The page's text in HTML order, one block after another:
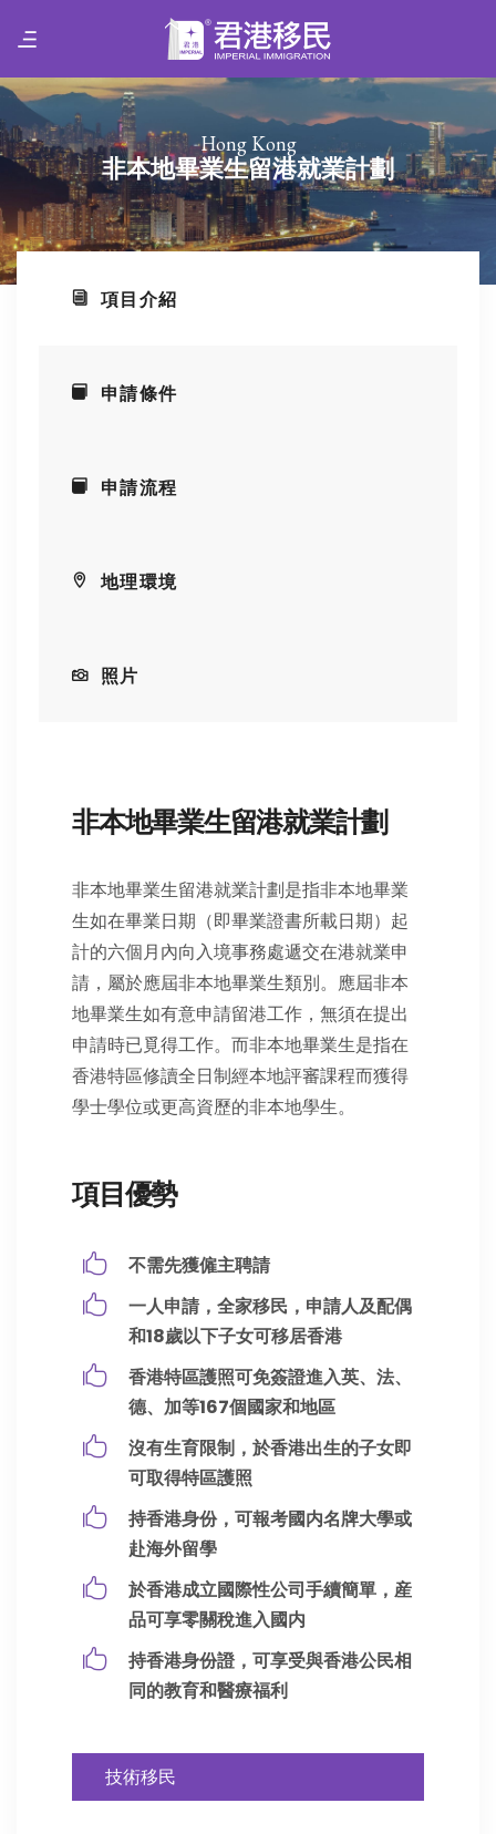
Hong Kong
非本地畢業生留港就業計劃
項目介紹
地理環境
照片
申請條件
申請流程
非本地畢業生留港就業計劃
非本地畢業生留港就業計劃是指非本地畢業
生如在畢業日期（即畢業證書所載日期）起
計的六個月內向入境事務處遞交在港就業申
請，屬於應屆非本地畢業生類別。應屆非本
地畢業生如有意申請留港工作，無須在提出
申請時已覓得工作。而非本地畢業生是指在
香港特區修讀全日制經本地評審課程而獲得
學士學位或更高資歷的非本地學生。
項目優勢
不需先獲僱主聘請
一人申請，全家移民，申請人及配偶
和18歲以下子女可移居香港
香港特區護照可免簽證進入英、法、
德、加等167個國家和地區
沒有生育限制，於香港出生的子女即
可取得特區護照
持香港身份，可報考國内名牌大學或
赴海外留學
於香港成立國際性公司手續簡單，産
品可享零關稅進入國内
持香港身份證，可享受與香港公民相
同的教育和醫療福利
技術移民